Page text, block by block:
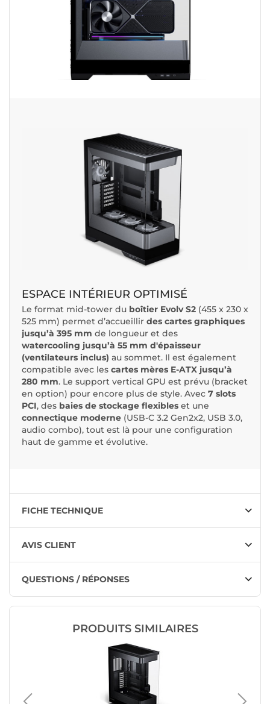
ESPACE INTÉRIEUR OPTIMISÉ
Le format mid-tower du boîtier Evolv S2 (455 x 230 x
525 mm) permet d’accueillir des cartes graphiques
jusqu’à 395 mm de longueur et des
watercooling jusqu’à 55 mm d'épaisseur
(ventilateurs inclus) au sommet. Il est également
compatible avec les cartes mères E-ATX jusqu’à
280 mm. Le support vertical GPU est prévu (bracket
en option) pour encore plus de style. Avec 7 slots
PCI, des baies de stockage flexibles et une
connectique moderne (USB-C 3.2 Gen2x2, USB 3.0,
audio combo), tout est là pour une configuration
haut de gamme et évolutive.
FICHE TECHNIQUE
AVIS CLIENT
QUESTIONS / RÉPONSES
PRODUITS SIMILAIRES